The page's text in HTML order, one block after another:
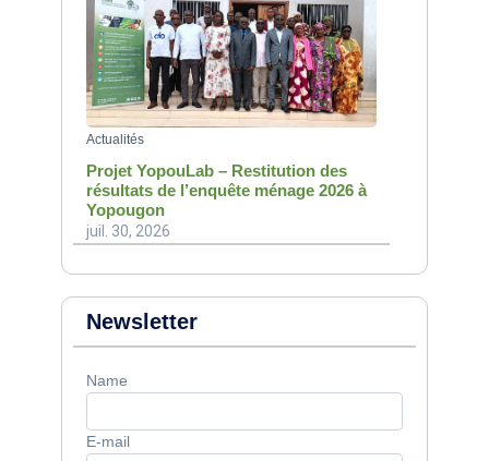
Actualités
Projet YopouLab – Restitution des
résultats de l’enquête ménage 2026 à
Yopougon
juil. 30, 2026
Newsletter
Name
E-mail